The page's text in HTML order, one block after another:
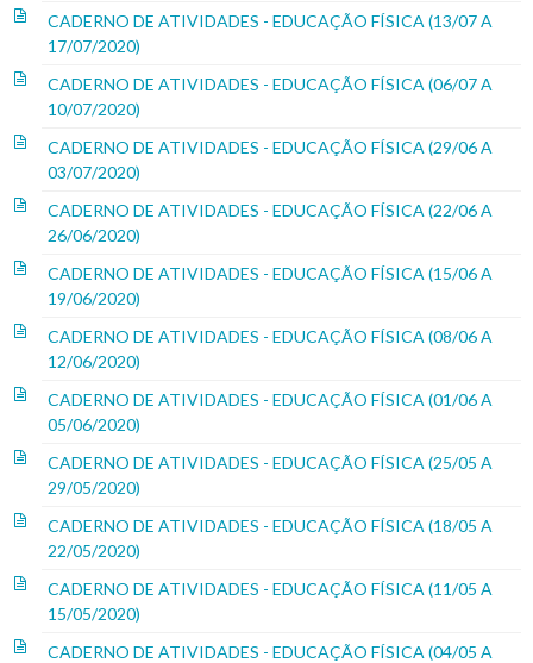
CADERNO DE ATIVIDADES - EDUCAÇÃO FÍSICA (13/07 A
17/07/2020)
CADERNO DE ATIVIDADES - EDUCAÇÃO FÍSICA (06/07 A
10/07/2020)
CADERNO DE ATIVIDADES - EDUCAÇÃO FÍSICA (29/06 A
03/07/2020)
CADERNO DE ATIVIDADES - EDUCAÇÃO FÍSICA (22/06 A
26/06/2020)
CADERNO DE ATIVIDADES - EDUCAÇÃO FÍSICA (15/06 A
19/06/2020)
CADERNO DE ATIVIDADES - EDUCAÇÃO FÍSICA (08/06 A
12/06/2020)
CADERNO DE ATIVIDADES - EDUCAÇÃO FÍSICA (01/06 A
05/06/2020)
CADERNO DE ATIVIDADES - EDUCAÇÃO FÍSICA (25/05 A
29/05/2020)
CADERNO DE ATIVIDADES - EDUCAÇÃO FÍSICA (18/05 A
22/05/2020)
CADERNO DE ATIVIDADES - EDUCAÇÃO FÍSICA (11/05 A
15/05/2020)
CADERNO DE ATIVIDADES - EDUCAÇÃO FÍSICA (04/05 A